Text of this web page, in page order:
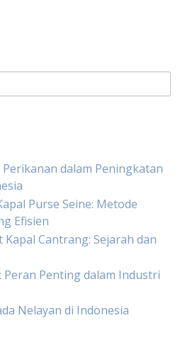
dalam Peningkatan
Purse Seine: Metode
Efisien
Cantrang: Sejarah dan
Peran Penting dalam Industri
Nelayan di Indonesia